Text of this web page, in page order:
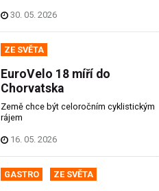
30. 05. 2026
ZE SVĚTA
EuroVelo 18 míří do
Chorvatska
Země chce být celoročním cyklistickým
rájem
16. 05. 2026
GASTRO ZE SVĚTA